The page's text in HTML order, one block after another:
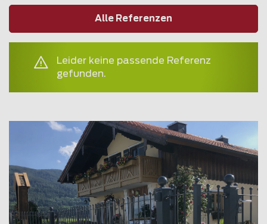
Alle Referenzen
Leider keine passende Referenz
gefunden.